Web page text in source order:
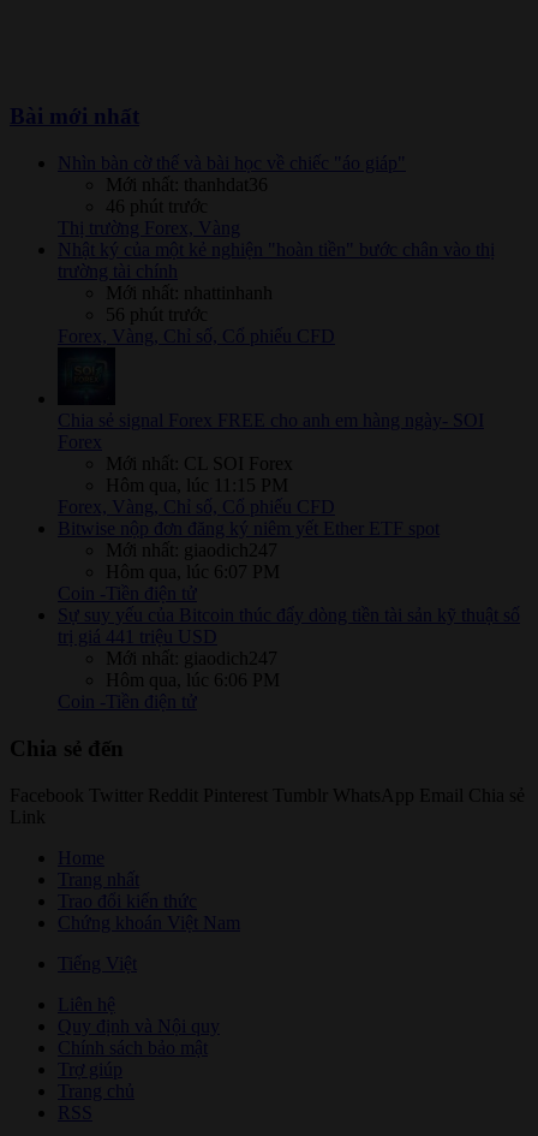
Bài mới nhất
Nhìn bàn cờ thế và bài học về chiếc "áo giáp"
Mới nhất: thanhdat36
46 phút trước
Thị trường Forex, Vàng
Nhật ký của một kẻ nghiện "hoàn tiền" bước chân vào thị
trường tài chính
Mới nhất: nhattinhanh
56 phút trước
Forex, Vàng, Chỉ số, Cổ phiếu CFD
Chia sẻ signal Forex FREE cho anh em hàng ngày- SOI
Forex
Mới nhất: CL SOI Forex
Hôm qua, lúc 11:15 PM
Forex, Vàng, Chỉ số, Cổ phiếu CFD
Bitwise nộp đơn đăng ký niêm yết Ether ETF spot
Mới nhất: giaodich247
Hôm qua, lúc 6:07 PM
Coin -Tiền điện tử
Sự suy yếu của Bitcoin thúc đẩy dòng tiền tài sản kỹ thuật số
trị giá 441 triệu USD
Mới nhất: giaodich247
Hôm qua, lúc 6:06 PM
Coin -Tiền điện tử
Chia sẻ đến
Facebook Twitter Reddit Pinterest Tumblr WhatsApp Email
Chia sẻ
Link
Home
Trang nhất
Trao đổi kiến thức
Chứng khoán Việt Nam
Tiếng Việt
Liên hệ
Quy định và Nội quy
Chính sách bảo mật
Trợ giúp
Trang chủ
RSS